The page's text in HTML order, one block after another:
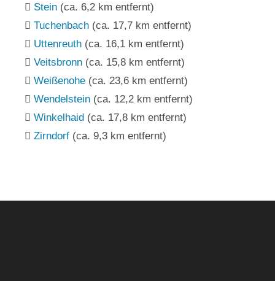
Stein (ca. 6,2 km entfernt)
Tuchenbach (ca. 17,7 km entfernt)
Uttenreuth (ca. 16,1 km entfernt)
Veitsbronn (ca. 15,8 km entfernt)
Weißenohe (ca. 23,6 km entfernt)
Wendelstein (ca. 12,2 km entfernt)
Winkelhaid (ca. 17,8 km entfernt)
Zirndorf (ca. 9,3 km entfernt)